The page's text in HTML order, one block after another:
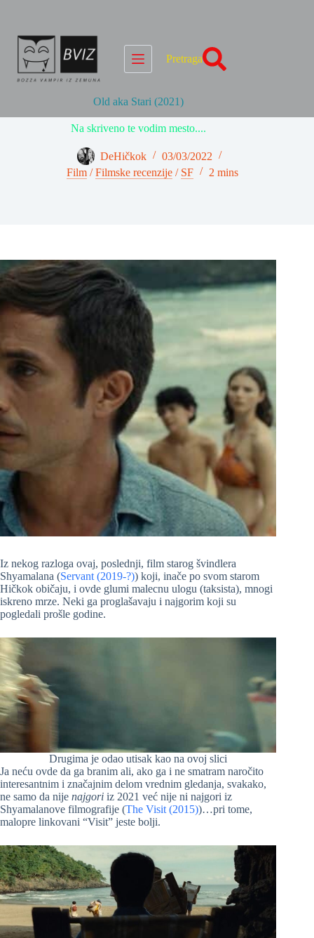
Pretraga
Old aka Stari (2021)
Na skriveno te vodim mesto....
DeHičkok
03/03/2022
Film/Filmske recenzije/ SF 2 mins
Iz nekog razloga ovaj, poslednji, film starog švindlera
Shyamalana (Servant (2019-?)) koji, inače po svom starom
Hičkok običaju, i ovde glumi malecnu ulogu (taksista), mnogi
iskreno mrze. Neki ga proglašavaju i najgorim koji su
pogledali prošle godine.
Drugima je odao utisak kao na ovoj slici
Ja neću ovde da ga branim ali, ako ga i ne smatram naročito
interesantnim i značajnim delom vrednim gledanja, svakako,
ne samo da nije najgori iz 2021 već nije ni najgori iz
Shyamalanove filmografije (The Visit (2015))…pri tome,
malopre linkovani “Visit” jeste bolji.